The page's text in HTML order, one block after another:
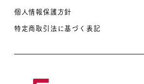
個人情報保護方針
特定商取引法に基づく表記